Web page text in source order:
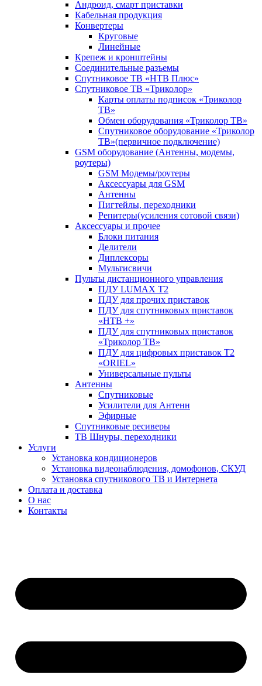
Андроид, смарт приставки
Кабельная продукция
Конвертеры
Круговые
Линейные
Крепеж и кронштейны
Соединительные разъемы
Спутниковое ТВ «НТВ Плюс»
Спутниковое ТВ «Триколор»
Карты оплаты подписок «Триколор
ТВ»
Обмен оборудования «Триколор ТВ»
Спутниковое оборудование «Триколор
ТВ»(первичное подключение)
GSM оборудование (Антенны, модемы,
роутеры)
GSM Модемы/роутеры
Аксессуары для GSM
Антенны
Пигтейлы, переходники
Репитеры(усиления сотовой связи)
Аксессуары и прочее
Блоки питания
Делители
Диплексоры
Мультисвичи
Пульты дистанционного управления
ПДУ LUMAX Т2
ПДУ для прочих приставок
ПДУ для спутниковых приставок
«НТВ +»
ПДУ для спутниковых приставок
«Триколор ТВ»
ПДУ для цифровых приставок Т2
«ORIEL»
Универсальные пульты
Антенны
Спутниковые
Усилители для Антенн
Эфирные
Спутниковые ресиверы
ТВ Шнуры, переходники
Услуги
Установка кондиционеров
Установка видеонаблюдения, домофонов, СКУД
Установка спутникового ТВ и Интернета
Оплата и доставка
О нас
Контакты